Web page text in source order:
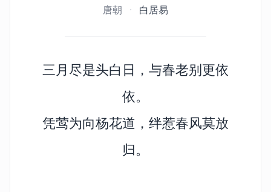
唐朝 · 白居易
三月尽是头白日，与春老别更依
依。
凭莺为向杨花道，绊惹春风莫放
归。